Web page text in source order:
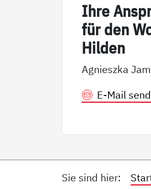
Ih­re
für den
Hil­den
Agnieszka
E-Mail
Sie sind hier: